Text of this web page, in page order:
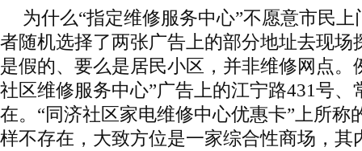
为什么“指定维修服务中心”不愿意市民
者随机选择了两张广告上的部分地址去现场
是假的、要么是居民小区，并非维修网点。
社区维修服务中心”广告上的江宁路431号、
在。“同济社区家电维修中心优惠卡”上所称
样不存在，大致方位是一家综合性商场，其